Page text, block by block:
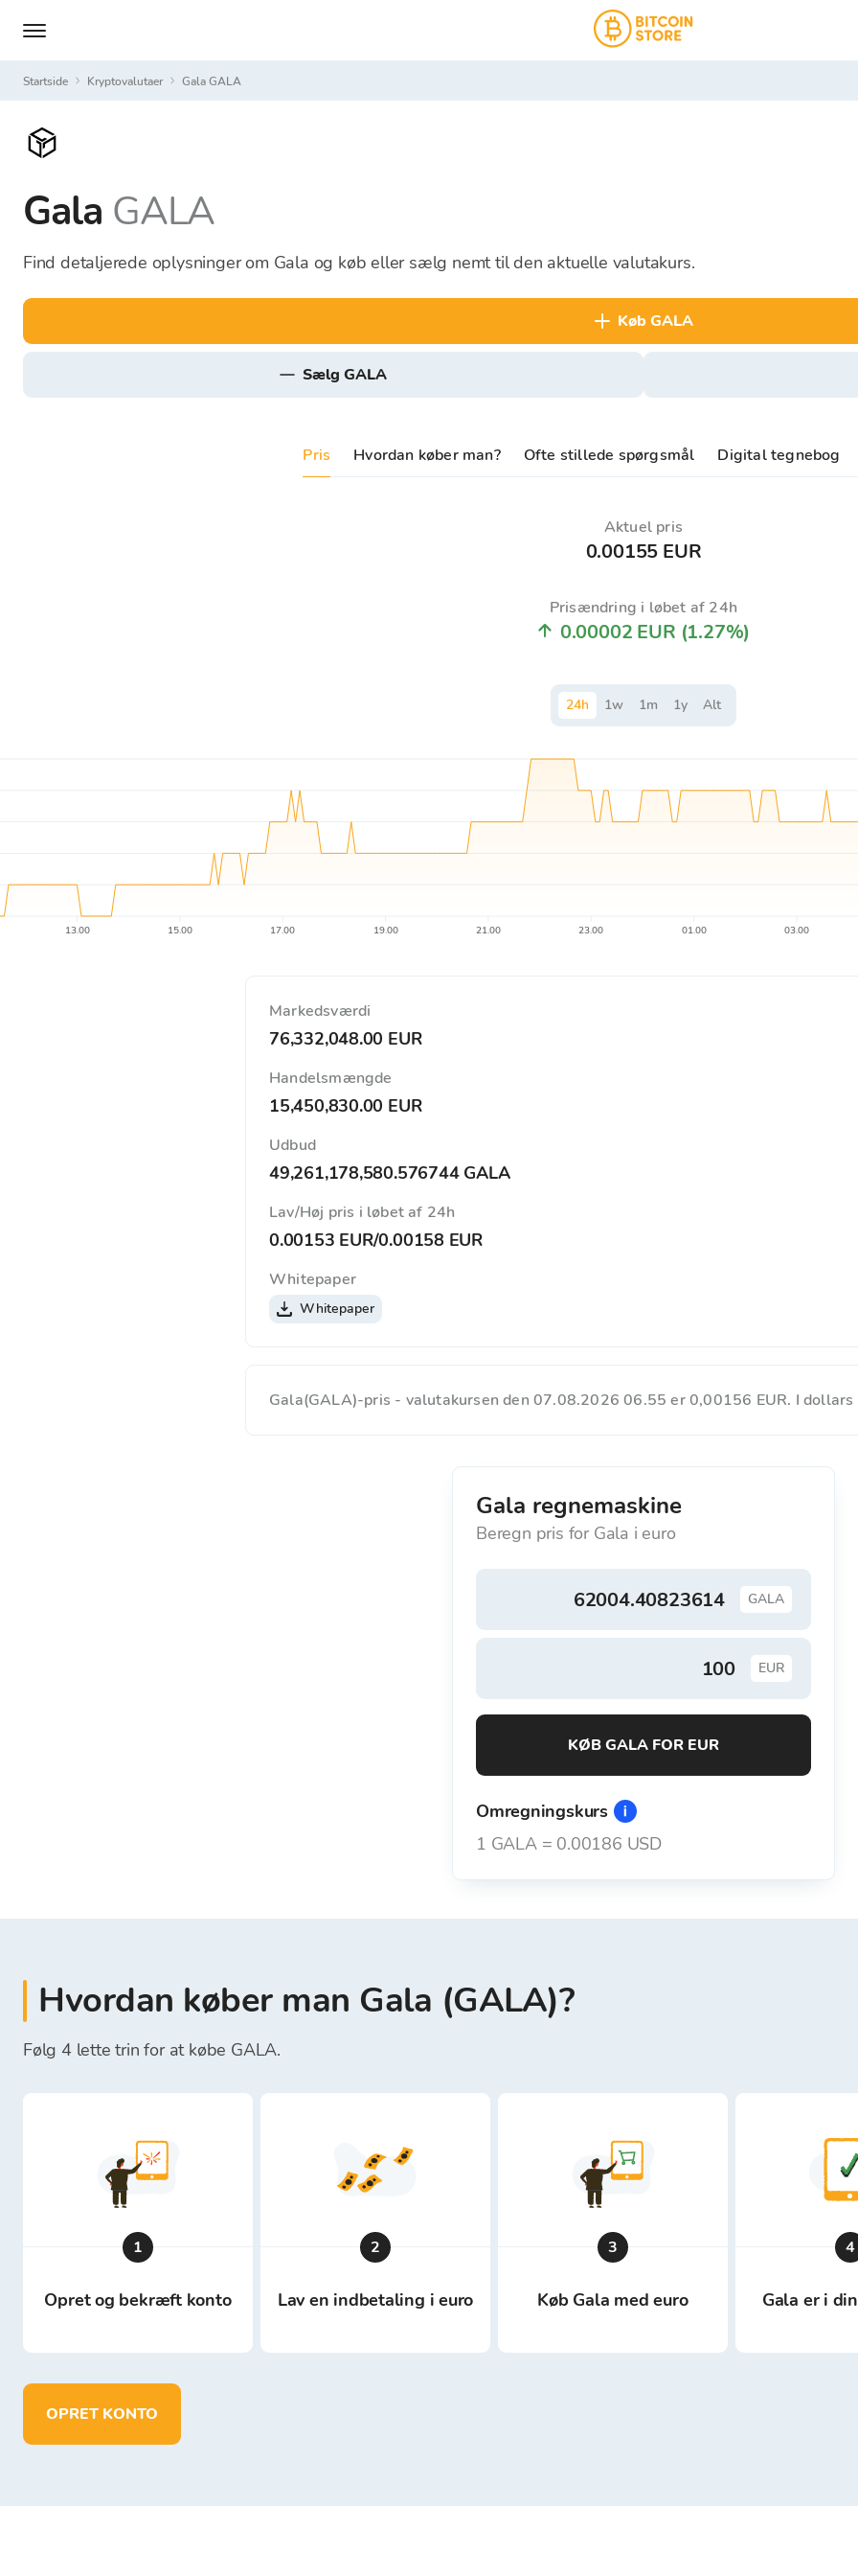
Startside Kryptovalutaer Gala GALA
Gala GALA
Find detaljerede oplysninger om Gala og køb eller sælg nemt til den aktuelle valutakurs.
køb GALA
sælg GALA
Pris Hvordan køber man? Ofte stillede spørgsmål Digital tegnebog
Aktuel pris
0.00155 EUR
Prisændring i løbet af 24h
0.00002 EUR (1.27%)
24h 1w 1m 1y Alt
13.00 15.00 17.00 19.00 21.00 23.00 01.00 03.00
Markedsværdi
76,332,048.00 EUR
Handelsmængde
15,450,830.00 EUR
Udbud
49,261,178,580.576744 GALA
Lav/Høj pris i løbet af 24h
0.00153 EUR/0.00158 EUR
Whitepaper
Whitepaper
Gala(GALA)-pris - valutakursen den 07.08.2026 06.55 er 0,00156 EUR. I dollars
Gala regnemaskine
Beregn pris for Gala i euro
GALA
EUR
KØB GALA FOR EUR
Omregningskurs
1 GALA= 0.00186 USD
Hvordan køber man Gala (GALA)?
Følg 4 lette trin for at købe GALA.
1
Opret og bekræft konto
2
Lav en indbetaling i euro
3
Køb Gala med euro
4
Gala er i
OPRET KONTO